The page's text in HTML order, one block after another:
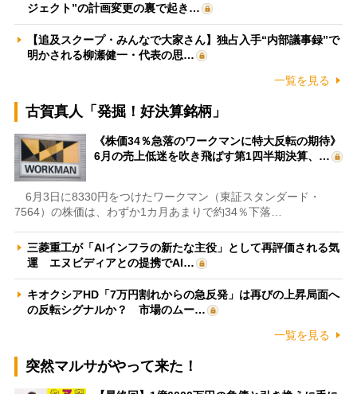
ジェクト”の計画変更の裏で起き…
【追及スクープ・みんなで大家さん】独占入手“内部議事録”で
明かされる柳瀬健一・代表の思…
一覧を見る
古賀真人「発掘！好決算銘柄」
《株価34％急落のワークマンに特大反転の期待》
6月の売上低迷を吹き飛ばす第1四半期決算、…
6月3日に8330円をつけたワークマン（東証スタンダード・
7564）の株価は、わずか1カ月あまりで約34％下落…
三菱重工が「AIインフラの新たな主役」として再評価される気
運 エヌビディアとの提携でAI…
キオクシアHD「7万円割れからの急反発」は再びの上昇局面へ
の反転シグナルか？ 市場のムー…
一覧を見る
突然マルサがやって来た！